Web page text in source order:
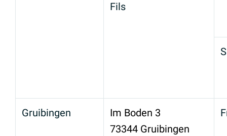
Fils
Gruibingen
Im Boden 3
73344 Gruibingen